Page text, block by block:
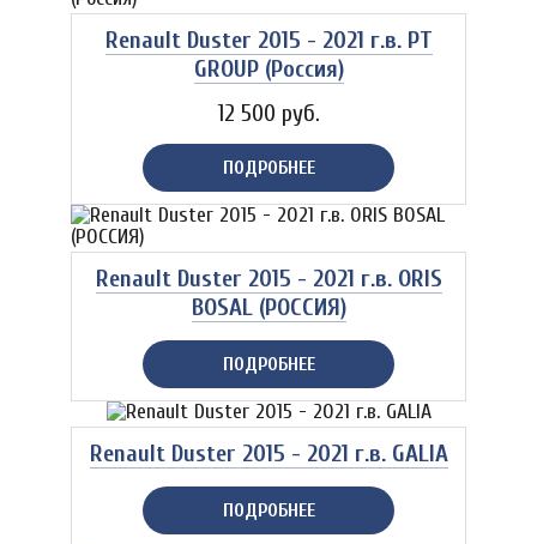
Renault Duster 2015 - 2021 г.в. PT
GROUP (Россия)
12 500 руб.
ПОДРОБНЕЕ
Renault Duster 2015 - 2021 г.в. ORIS
BOSAL (РОССИЯ)
ПОДРОБНЕЕ
Renault Duster 2015 - 2021 г.в. GALIA
ПОДРОБНЕЕ